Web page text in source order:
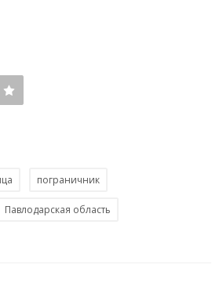
пограничник
Павлодарская область